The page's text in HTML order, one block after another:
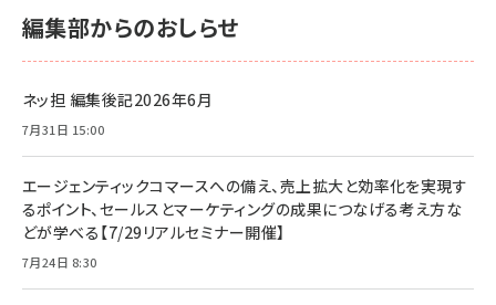
編集部からのおしらせ
ネッ担 編集後記2026年6月
7月31日 15:00
エージェンティックコマースへの備え、売上拡大と効率化を実現す
るポイント、セールスとマーケティングの成果につなげる考え方な
どが学べる【7/29リアルセミナー開催】
7月24日 8:30